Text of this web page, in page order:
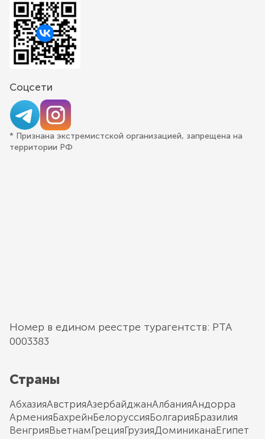
Соцсети
* Признана экстремистской организацией, запрещена на
территории РФ
Номер в едином реестре турагентств: РТА
0003383
Страны
АбхазияАвстрияАзербайджанАлбанияАндорра
АрменияБахрейнБелоруссияБолгарияБразилия
ВенгрияВьетнамГрецияГрузияДоминиканаЕгипет